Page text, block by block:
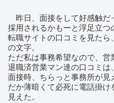
昨日、面接をして好感触だ
採用されるかもーと浮足立つ
転職サイトの口コミを見たら
の文字。
ただ私は事務希望なので、営
退職済営業マン達の口コミは
面接時、ちらっと事務所が
だか薄暗くて必死に電話掛
見えた。